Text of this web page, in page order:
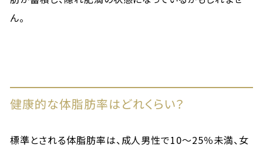
ん。
健康的な体脂肪率はどれくらい？
標準とされる体脂肪率は、成人男性で10～25％未満、女